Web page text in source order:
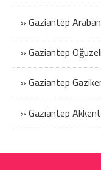
» Gaziantep
» Gaziantep
» Gaziantep
» Gaziantep